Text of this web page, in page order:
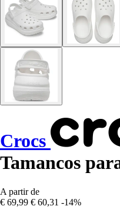
Crocs
Tamancos
A partir de
€ 69,99 € 60,31 -14%